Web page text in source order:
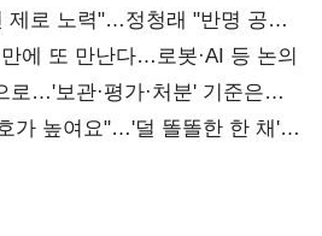
제로 노력"…정청래 "반명 공세
에 또 만난다…로봇·AI 등 논의
로…'보관·평가·처분' 기준은
가 높여요"…'덜 똘똘한 한 채'